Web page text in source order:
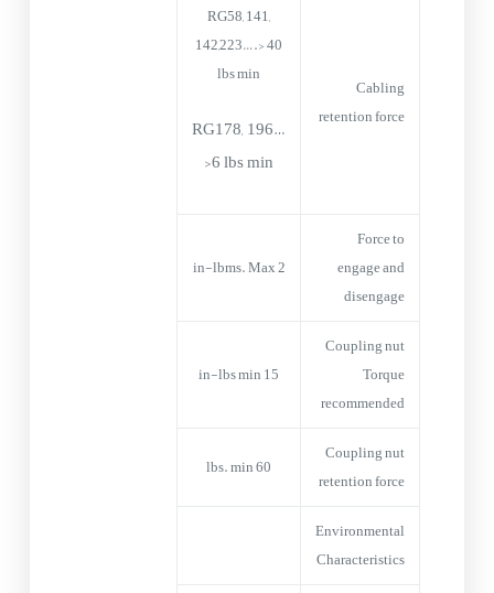
Cabling
retention force
RG58, 141,
142,223….> 40
lbs min
RG178, 196…
>6 lbs min
Force to
engage and
disengage
2 in-lbms. Max
Coupling nut
Torque
recommended
15 in-lbs min
Coupling nut
retention force
60 lbs. min
Environmental
Characteristics